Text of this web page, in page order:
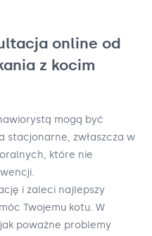
online od
z kocim
mogą być
stacjonarne, zwłaszcza w
które nie
i zaleci najlepszy
Twojemu kotu. W
poważne problemy